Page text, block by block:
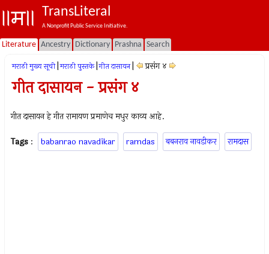
TransLiteral
A Nonprofit Public Service Initiative.
Literature Ancestry Dictionary Prashna Search
मराठी मुख्य सूची मराठी पुस्तके गीत दासायन प्रसंग ४
गीत दासायन - प्रसंग ४
गीत दासायन हे गीत रामायण प्रमाणेच मधुर काव्य आहे.
Tags : babanrao navadikar ramdas बबनराव नावडीकर रामदास